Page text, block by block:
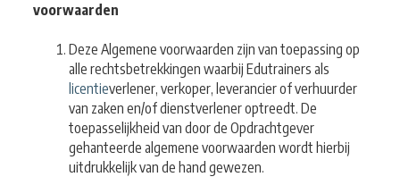
voorwaarden
Deze Algemene voorwaarden zijn van toepassing op
alle rechtsbetrekkingen waarbij Edutrainers als
licentieverlener, verkoper, leverancier of verhuurder
van zaken en/of dienstverlener optreedt. De
toepasselijkheid van door de Opdrachtgever
gehanteerde algemene voorwaarden wordt hierbij
uitdrukkelijk van de hand gewezen.